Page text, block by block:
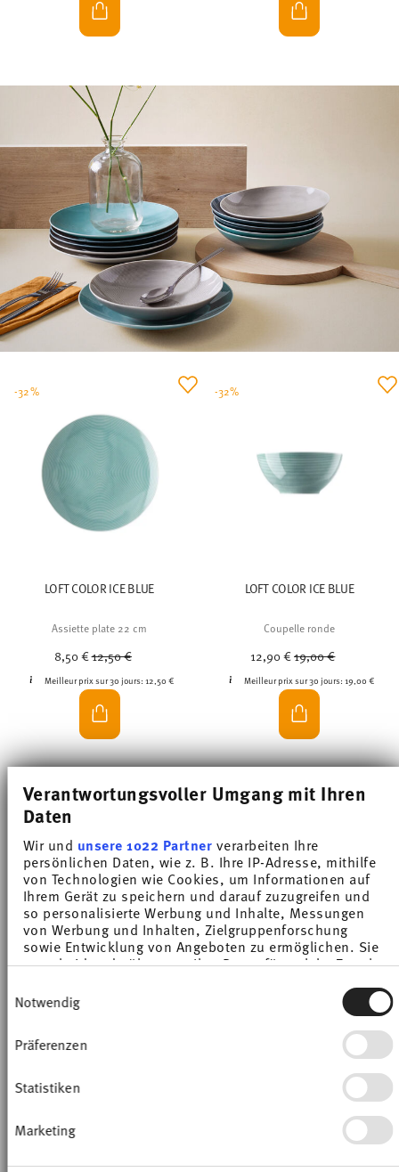
Verantwortungsvoller Umgang mit Ihren
Daten
Wir und unsere 1022 Partnerverarbeiten Ihre
persönlichen Daten, wie z. B. Ihre IP-Adresse, mithilfe
von Technologien wie Cookies, um Informationen auf
Ihrem Gerät zu speichern und darauf zuzugreifen und
so personalisierte Werbung und Inhalte, Messungen
von Werbung und Inhalten, Zielgruppenforschung
sowie Entwicklung von Angeboten zu ermöglichen. Sie
entscheiden darüber, wer Ihre Daten für welche Zwecke
Cookie-Erklärung oder durch Klicken auf das Privacy
Trigger Symbol ändern oder widerrufen
Wenn Sie es erlauben, würden wir auch gerne:
erfassen, welche bis auf einige Meter genau sein
bestimmten Merkmalen (Fingerprinting)
Notwendig
Präferenzen
Statistiken
Marketing
LOFT COLOR ICE BLUE
Assiette plate 22 cm
8,50 € Price reduced from
12,50 €to
Meilleur prix sur 30 jours: 12,50 €
-32%
LOFT COLOR ICE BLUE
Coupelle ronde
12,90 € Price reduced from
19,00 €
Meilleur prix sur 30 jours: 19,00 €
-32%
LOFT COLOR ICE BLUE
Soucoupe à café 16,5 cm
Meilleur prix sur 30 jours:
-30%
LOFT COLOR ICE BLUE
Soucoupe Kombi 18 cm
Meilleur prix sur 30 jours:8,00 €